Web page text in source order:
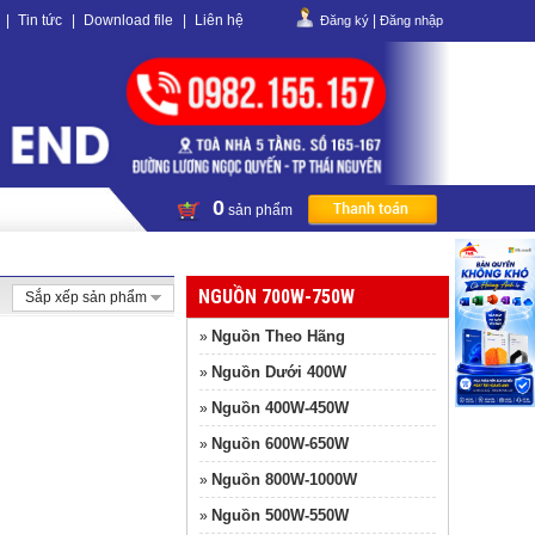
Tin tức Download file Liên hệ Đăng ký Đăng nhập
0 sản phẩm
Sắp xếp sản phẩm NGUỒN 700W-750W
» Nguồn Theo Hãng
» Nguồn Dưới 400W
» Nguồn 400W-450W
» Nguồn 600W-650W
» Nguồn 800W-1000W
» Nguồn 500W-550W